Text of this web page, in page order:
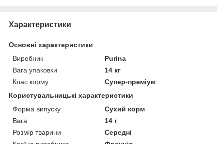
Характеристики
Основні характеристики
Виробник
Purina
Вага упаковки
14 кг
Клас корму
Супер-преміум
Користувальницькі характеристики
Форма випуску
Сухий корм
Вага
14 г
Розмір тварини
Середні